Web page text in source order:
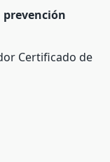
prevención
Certificado de